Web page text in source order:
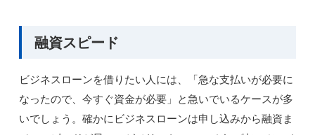
融資スピード
ビジネスローンを借りたい人には、「急な支払いが必要に
なったので、今すぐ資金が必要」と急いでいるケースが多
いでしょう。確かにビジネスローンは申し込みから融資ま